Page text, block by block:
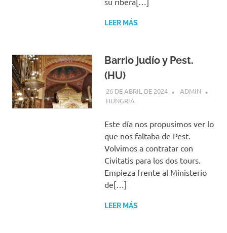
LEER MÁS
Barrio judío y Pest.
(HU)
26 DE ABRIL DE 2024
ADMIN
HUNGRIA
Este día nos propusimos ver lo
que nos faltaba de Pest.
Volvimos a contratar con
Civitatis para los dos tours.
Empieza frente al Ministerio
de[…]
LEER MÁS